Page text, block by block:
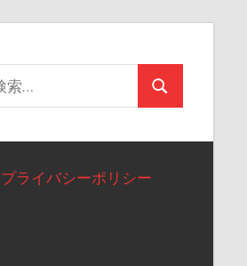
検
プライバシーポリシー